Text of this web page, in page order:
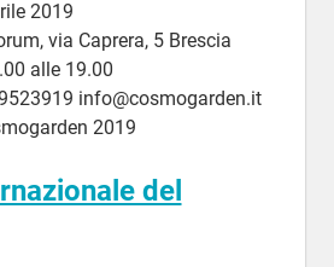
2019
via Caprera, 5 Brescia
alle 19.00
info@cosmogarden.it
2019
del